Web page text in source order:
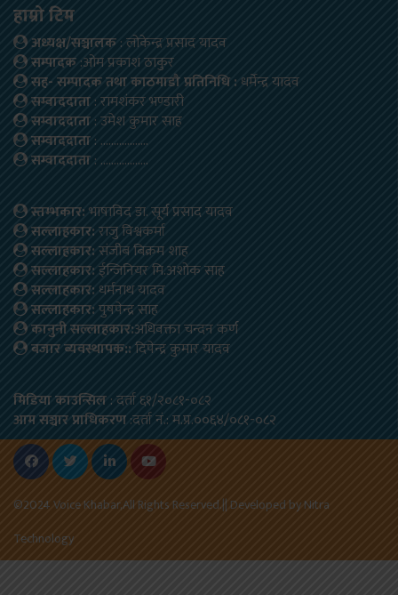
हाम्रो टिम
अध्यक्ष/सञ्चालक: लोकेन्द्र प्रसाद यादव
सम्पादक:ओम प्रकाश ठाकुर
सह- सम्पादक तथा काठमाडौ प्रतिनिधि : धर्मेन्द्र यादव
सम्वाददाता: रामशंकर भण्डारी
सम्वाददाता: उमेश कुमार साह
सम्वाददाता: ………………
सम्वाददाता: ………………
स्तम्भकार:भाषाविद डा. सूर्य प्रसाद यादव
सल्लाहकार:राजु विश्वकर्मा
सल्लाहकार:संजीब बिक्रम शाह
सल्लाहकार:ईन्जिनियर मि.अशोक साह
सल्लाहकार: धर्मनाथ यादव
सल्लाहकार:पुषपेन्द्र साह
कानुनी सल्लाहकार:अधिवक्ता चन्दन कर्ण
बजार ब्यवस्थापक::दिपेन्द्र कुमार यादव
मिडिया काउन्सिल: दर्ता ६१/२०८१-०८२
आम सञ्चार प्राधिकरण:दर्ता नं.: म.प्र.००६४/०८१-०८२
©2024 Voice Khabar,All Rights Reserved.|| Developed byNitra
Technology